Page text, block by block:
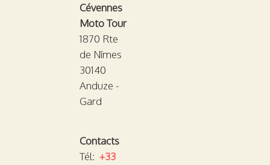
Cévennes
Moto Tour
1870 Rte
de Nîmes
30140
Anduze -
Gard
Contacts
Tél: +33